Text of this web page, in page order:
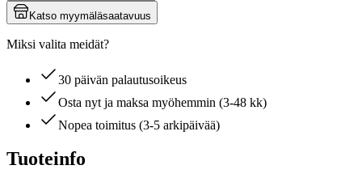
Katso myymäläsaatavuus
Miksi valita meidät?
30 päivän palautusoikeus
Osta nyt ja maksa myöhemmin (3-48 kk)
Nopea toimitus (3-5 arkipäivää)
Tuoteinfo